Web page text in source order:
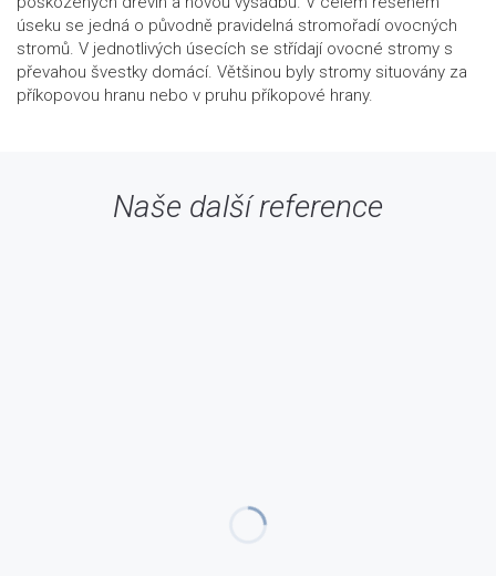
úseku se jedná o původně pravidelná stromořadí ovocných
stromů. V jednotlivých úsecích se střídají ovocné stromy s
převahou švestky domácí. Většinou byly stromy situovány za
příkopovou hranu nebo v pruhu příkopové hrany.
Naše další reference